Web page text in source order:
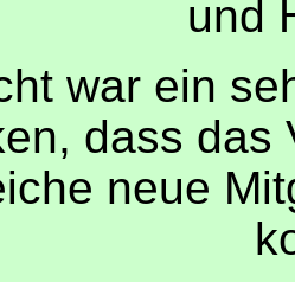
und
war ein
dass das
neue